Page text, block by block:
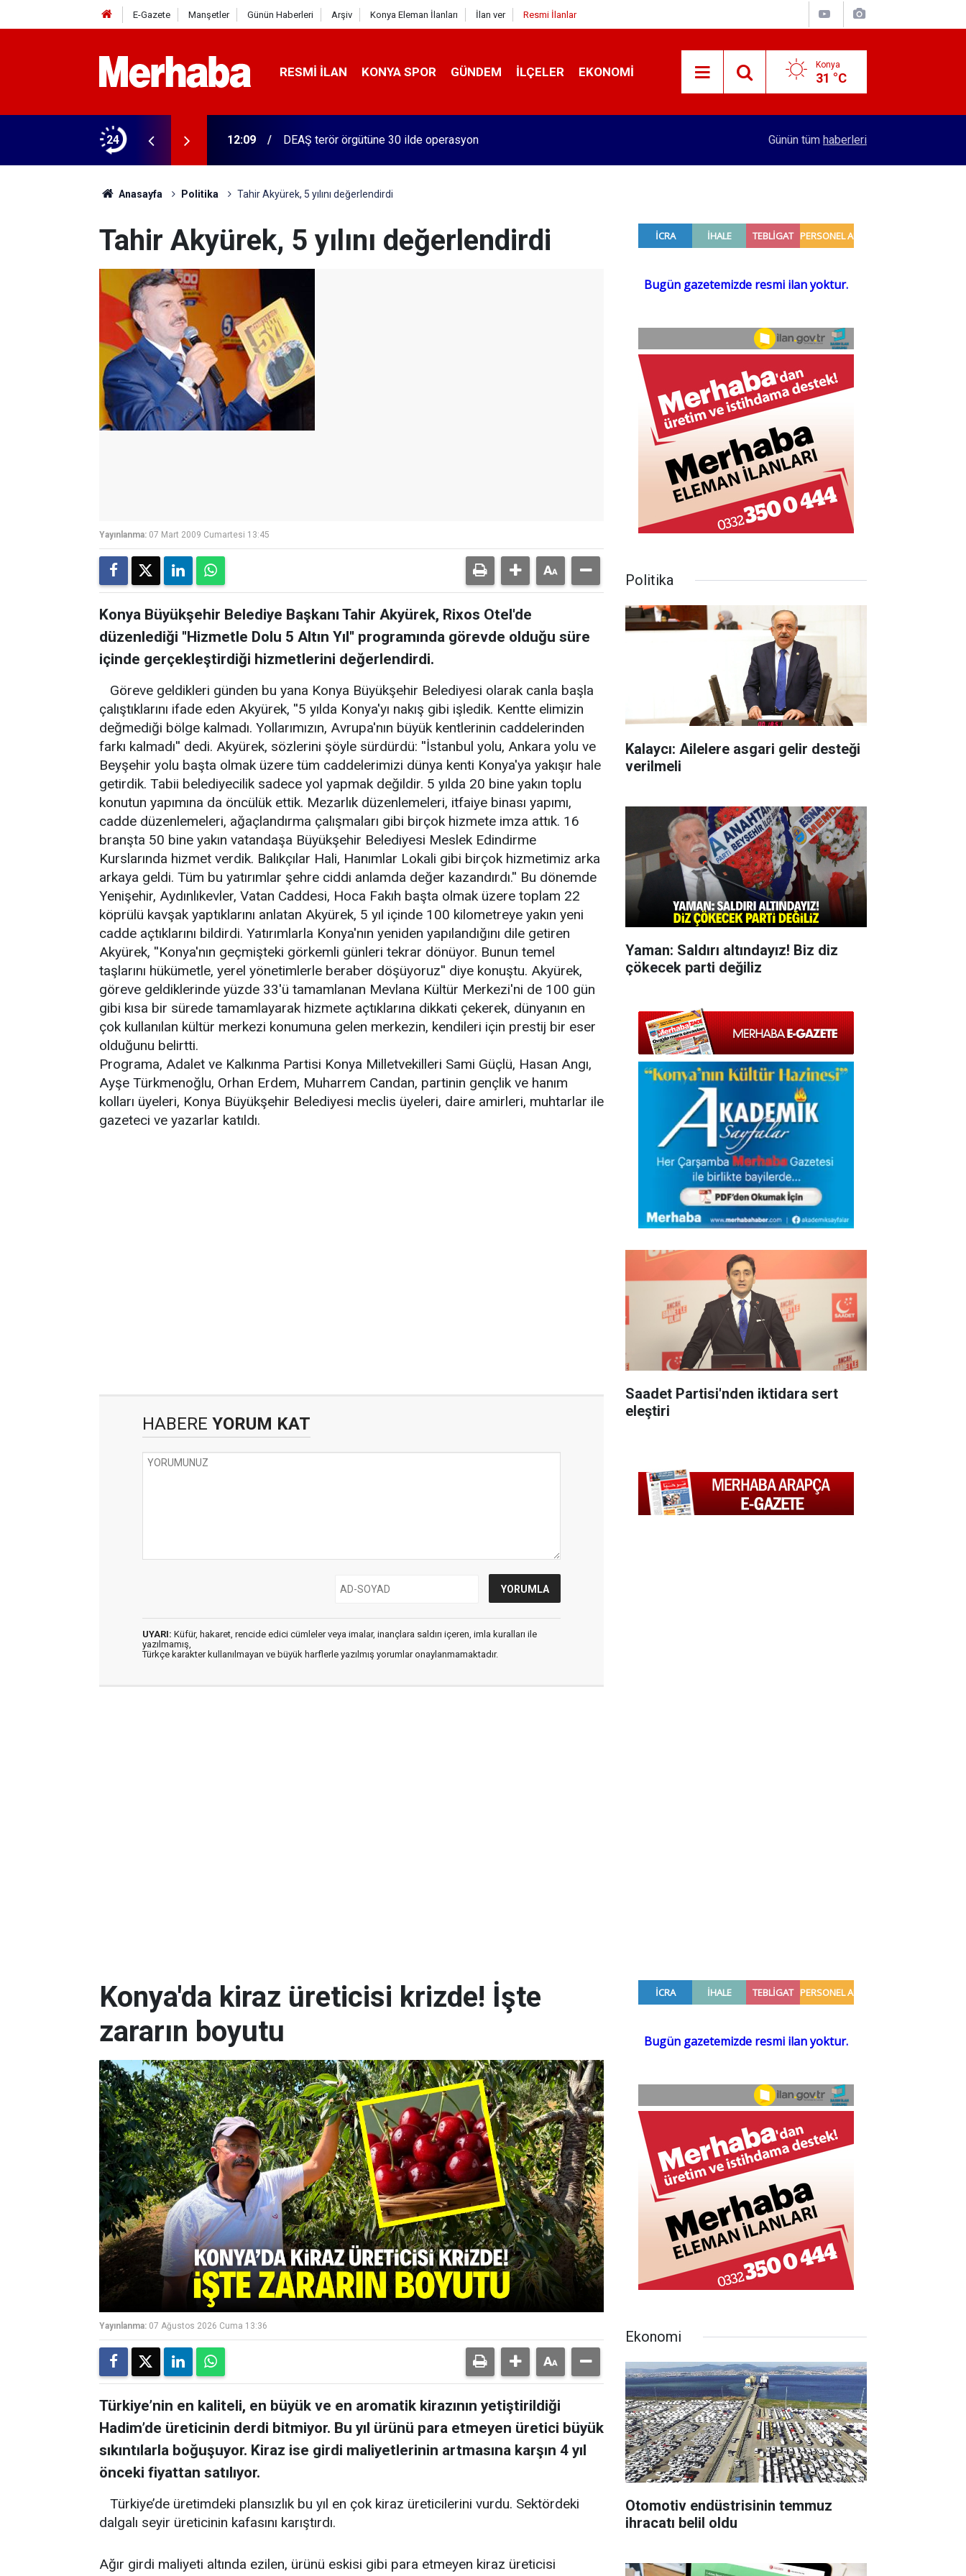
E-Gazete Manşetler Günün Haberleri Arşiv Konya Eleman İlanları İlan ver Resmi İlanlar
RESMI İLAN KONYA SPOR GÜNDEM İLÇELER EKONOMI Konya
31 °C
24
MGM tarih verdi 12:09 DEAŞ terör örgütüne 30 ilde operasyon Konya'daki okuldan sıralama başarısı
Günün tüm haberleri
Anasayfa Politika Tahir Akyürek, 5 yılını değerlendirdi
Tahir Akyürek, 5 yılını değerlendirdi
Yayınlanma: 07 Mart 2009 Cumartesi 13:45
Konya Büyükşehir Belediye Başkanı Tahir Akyürek, Rixos Otel'de
düzenlediği ''Hizmetle Dolu 5 Altın Yıl'' programında görevde olduğu süre
içinde gerçekleştirdiği hizmetlerini değerlendirdi.
Göreve geldikleri günden bu yana Konya Büyükşehir Belediyesi olarak canla başla
çalıştıklarını ifade eden Akyürek, ''5 yılda Konya'yı nakış gibi işledik. Kentte elimizin
değmediği bölge kalmadı. Yollarımızın, Avrupa'nın büyük kentlerinin caddelerinden
farkı kalmadı'' dedi. Akyürek, sözlerini şöyle sürdürdü: ''İstanbul yolu, Ankara yolu ve
Beyşehir yolu başta olmak üzere tüm caddelerimizi dünya kenti Konya'ya yakışır hale
getirdik. Tabii belediyecilik sadece yol yapmak değildir. 5 yılda 20 bine yakın toplu
konutun yapımına da öncülük ettik. Mezarlık düzenlemeleri, itfaiye binası yapımı,
cadde düzenlemeleri, ağaçlandırma çalışmaları gibi birçok hizmete imza attık. 16
branşta 50 bine yakın vatandaşa Büyükşehir Belediyesi Meslek Edindirme
Kurslarında hizmet verdik. Balıkçılar Hali, Hanımlar Lokali gibi birçok hizmetimiz arka
arkaya geldi. Tüm bu yatırımlar şehre ciddi anlamda değer kazandırdı.'' Bu dönemde
Yenişehir, Aydınlıkevler, Vatan Caddesi, Hoca Fakıh başta olmak üzere toplam 22
köprülü kavşak yaptıklarını anlatan Akyürek, 5 yıl içinde 100 kilometreye yakın yeni
cadde açtıklarını bildirdi. Yatırımlarla Konya'nın yeniden yapılandığını dile getiren
Akyürek, ''Konya'nın geçmişteki görkemli günleri tekrar dönüyor. Bunun temel
taşlarını hükümetle, yerel yönetimlerle beraber döşüyoruz'' diye konuştu. Akyürek,
göreve geldiklerinde yüzde 33'ü tamamlanan Mevlana Kültür Merkezi'ni de 100 gün
gibi kısa bir sürede tamamlayarak hizmete açtıklarına dikkati çekerek, dünyanın en
çok kullanılan kültür merkezi konumuna gelen merkezin, kendileri için prestij bir eser
olduğunu belirtti.
Programa, Adalet ve Kalkınma Partisi Konya Milletvekilleri Sami Güçlü, Hasan Angı,
Ayşe Türkmenoğlu, Orhan Erdem, Muharrem Candan, partinin gençlik ve hanım
kolları üyeleri, Konya Büyükşehir Belediyesi meclis üyeleri, daire amirleri, muhtarlar ile
gazeteci ve yazarlar katıldı.
HABERE YORUM KAT
UYARI: Küfür, hakaret, rencide edici cümleler veya imalar, inançlara saldırı içeren, imla kuralları ile
yazılmamış,
Türkçe karakter kullanılmayan ve büyük harflerle yazılmış yorumlar onaylanmamaktadır.
Politika
Kalaycı: Ailelere asgari gelir desteği
verilmeli
Yaman: Saldırı altındayız! Biz diz
çökecek parti değiliz
Saadet Partisi'nden iktidara sert
eleştiri
Konya'da kiraz üreticisi krizde! İşte
zararın boyutu
Yayınlanma: 07 Ağustos 2026 Cuma 13:36
Türkiye’nin en kaliteli, en büyük ve en aromatik kirazının yetiştirildiği
Hadim’de üreticinin derdi bitmiyor. Bu yıl ürünü para etmeyen üretici büyük
sıkıntılarla boğuşuyor. Kiraz ise girdi maliyetlerinin artmasına karşın 4 yıl
önceki fiyattan satılıyor.
Türkiye’de üretimdeki plansızlık bu yıl en çok kiraz üreticilerini vurdu. Sektördeki
dalgalı seyir üreticinin kafasını karıştırdı.
Ağır girdi maliyeti altında ezilen, ürünü eskisi gibi para etmeyen kiraz üreticisi
Ekonomi
Otomotiv endüstrisinin temmuz
ihracatı belil oldu